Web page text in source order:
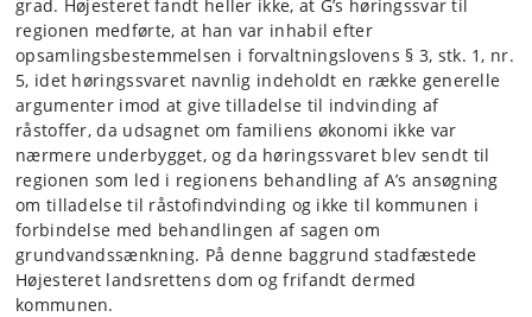
grad. Højesteret fandt heller ikke, at G’s høringssvar til
regionen medførte, at han var inhabil efter
opsamlingsbestemmelsen i forvaltningslovens § 3, stk. 1, nr.
5, idet høringssvaret navnlig indeholdt en række generelle
argumenter imod at give tilladelse til indvinding af
råstoffer, da udsagnet om familiens økonomi ikke var
nærmere underbygget, og da høringssvaret blev sendt til
regionen som led i regionens behandling af A’s ansøgning
om tilladelse til råstofindvinding og ikke til kommunen i
forbindelse med behandlingen af sagen om
grundvandssænkning. På denne baggrund stadfæstede
Højesteret landsrettens dom og frifandt dermed
kommunen.